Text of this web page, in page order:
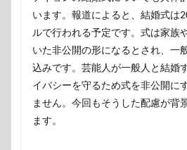
います。報道によると、結婚式は
ルで行われる予定です。式は家族
いた非公開の形になるとされ、一
込みです。芸能人が一般人と結婚
イバシーを守るため式を非公開に
ません。今回もそうした配慮が背
ます。